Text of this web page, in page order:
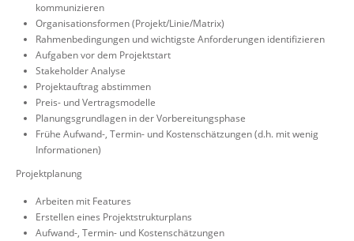
kommunizieren
Organisationsformen (Projekt/Linie/Matrix)
Rahmenbedingungen und wichtigste Anforderungen identifizieren
Aufgaben vor dem Projektstart
Stakeholder Analyse
Projektauftrag abstimmen
Preis- und Vertragsmodelle
Planungsgrundlagen in der Vorbereitungsphase
Frühe Aufwand-, Termin- und Kostenschätzungen (d.h. mit wenig
Informationen)
Projektplanung
Arbeiten mit Features
Erstellen eines Projektstrukturplans
Aufwand-, Termin- und Kostenschätzungen